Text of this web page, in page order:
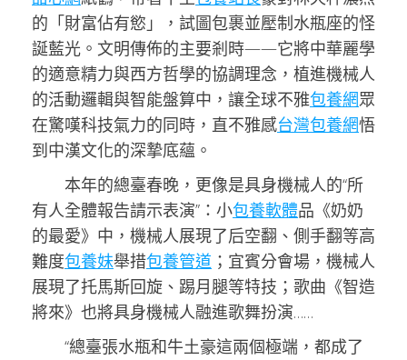
的「財富佔有慾」，試圖包裹並壓制水瓶座的怪
誕藍光。文明傳佈的主要剎時——它將中華麗學
的適意精力與西方哲學的協調理念，植進機械人
的活動邏輯與智能盤算中，讓全球不雅包養網眾
在驚嘆科技氣力的同時，直不雅感台灣包養網悟
到中漢文化的深摯底蘊。
本年的總臺春晚，更像是具身機械人的“所
有人全體報告請示表演”：小包養軟體品《奶奶
的最愛》中，機械人展現了后空翻、側手翻等高
難度包養妹舉措包養管道 ；宜賓分會場，機械人
展現了托馬斯回旋、踢月腿等特技；歌曲《智造
將來》也將具身機械人融進歌舞扮演……
“總臺張水瓶和牛土豪這兩個極端，都成了